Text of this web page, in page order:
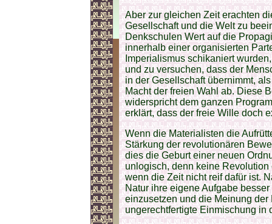
Aber zur gleichen Zeit erachten
Gesellschaft und die Welt zu
Denkschulen Wert auf die
innerhalb einer organisierten
Imperialismus schikaniert
und zu versuchen, dass der
in der Gesellschaft übernimmt,
Macht der freien Wahl ab. Diese
widerspricht dem ganzen
erklärt, dass der freie Wille doch
Wenn die Materialisten die
Stärkung der revolutionären
dies die Geburt einer neuen
unlogisch, denn keine
wenn die Zeit nicht reif dafür ist.
Natur ihre eigene Aufgabe
einzusetzen und die Meinung
ungerechtfertigte Einmischung in